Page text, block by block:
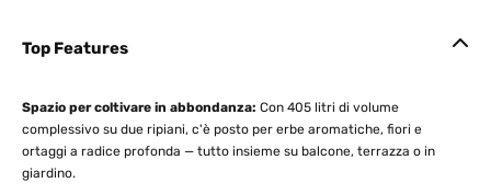
Top Features
Spazio per coltivare in abbondanza: Con 405 litri di volume
complessivo su due ripiani, c'è posto per erbe aromatiche, fiori e
ortaggi a radice profonda — tutto insieme su balcone, terrazza o in
giardino.